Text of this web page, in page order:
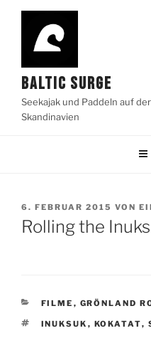
Zum
springen
BALTIC SURGE
Seekajak und Paddeln auf
Skandinavien
VERÖFFENTLICHT
AM
6. FEBRUAR 2015 VON
Rolling the
KATEGORIEN
FILME , GRÖNLAND
SCHLAGWÖRTER
INUKSUK , KOKATAT,